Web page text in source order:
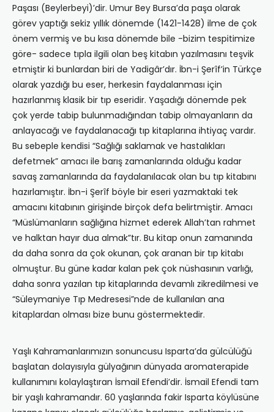
Paşası (Beylerbeyi)’dir. Umur Bey Bursa’da paşa olarak
görev yaptığı sekiz yıllık dönemde (1421-1428) ilme de çok
önem vermiş ve bu kısa dönemde bile -bizim tespitimize
göre- sadece tıpla ilgili olan beş kitabın yazılmasını teşvik
etmiştir ki bunlardan biri de Yadigâr’dır. İbn-i Şerîf’in Türkçe
olarak yazdığı bu eser, herkesin faydalanması için
hazırlanmış klasik bir tıp eseridir. Yaşadığı dönemde pek
çok yerde tabip bulunmadığından tabip olmayanların da
anlayacağı ve faydalanacağı tıp kitaplarına ihtiyaç vardır.
Bu sebeple kendisi “Sağlığı saklamak ve hastalıkları
defetmek” amacı ile barış zamanlarında olduğu kadar
savaş zamanlarında da faydalanılacak olan bu tıp kitabını
hazırlamıştır. İbn-i Şerîf böyle bir eseri yazmaktaki tek
amacını kitabının girişinde birçok defa belirtmiştir. Amacı
“Müslümanların sağlığına hizmet ederek Allah’tan rahmet
ve halktan hayır dua almak”tır. Bu kitap onun zamanında
da daha sonra da çok okunan, çok aranan bir tıp kitabı
olmuştur. Bu güne kadar kalan pek çok nüshasının varlığı,
daha sonra yazılan tıp kitaplarında devamlı zikredilmesi ve
“Süleymaniye Tıp Medresesi”nde de kullanılan ana
kitaplardan olması bize bunu göstermektedir.
Yaşlı Kahramanlarımızın sonuncusu Isparta’da gülcülüğü
başlatan dolayısıyla gülyağının dünyada aromaterapide
kullanımını kolaylaştıran İsmail Efendi’dir. İsmail Efendi tam
bir yaşlı kahramandır. 60 yaşlarında fakir Isparta köylüsüne